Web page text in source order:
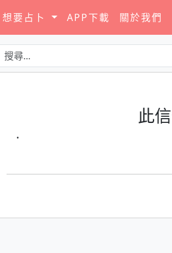
想要占卜 APP下載 關於我們
此
·